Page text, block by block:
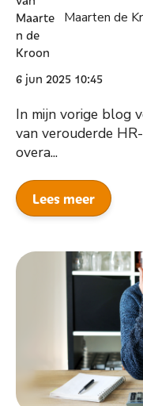
Maarten de
6 jun 2025 10:45
In mijn vorige blog
van verouderde
overa...
Lees meer